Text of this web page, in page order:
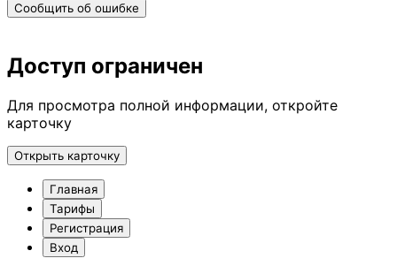
Сообщить об ошибке
Доступ ограничен
Для просмотра полной информации, откройте
карточку
Открыть карточку
Главная
Тарифы
Регистрация
Вход